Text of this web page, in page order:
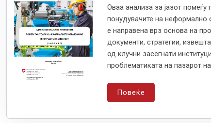
Оваа анализа за јазот
понудувачите на неформално
е направена врз основа на
документи, стратегии,
од клучни засегнати
проблематиката на пазарот
Повеќе